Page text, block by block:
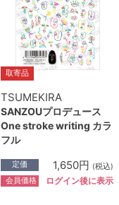
取寄品
TSUMEKIRA
SANZOUプロデュース
One stroke writing カラ
フル
定価 1,650円 (税込)
会員価格 ログイン後に表示